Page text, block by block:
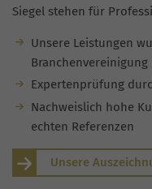
Siegel stehen für
Unsere Leistungen
Branchenvereinigung
Expertenprüfung
Nachweislich hohe
echten Referenzen
Unsere